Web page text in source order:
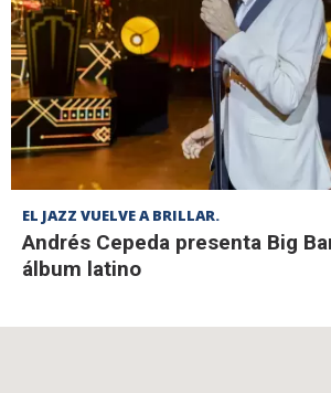
EL JAZZ VUELVE A BRILLAR.
Andrés Cepeda presenta Big
álbum latino